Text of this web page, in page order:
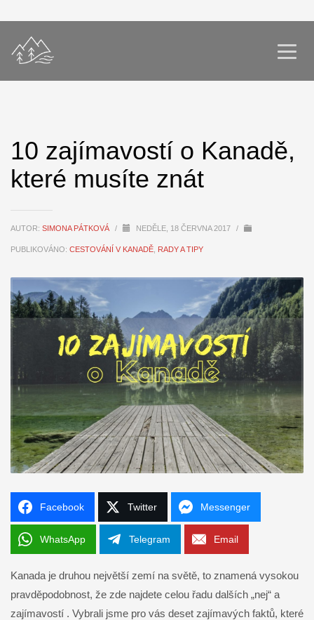
10 zajímavostí o Kanadě,
které musíte znát
AUTOR: SIMONA PÁTKOVÁ / NEDĚLE, 18 ČERVNA 2017 /
PUBLIKOVÁNO: CESTOVÁNÍ V KANADĚ RADY A TIPY
Facebook Twitter Messenger
WhatsApp Telegram Email
Kanada je druhou největší zemí na světě, to znamená vysokou
pravděpodobnost, že zde najdete celou řadu dalších „nej“ a
zajímavostí . Vybrali jsme pro vás deset zajímavých faktů, které